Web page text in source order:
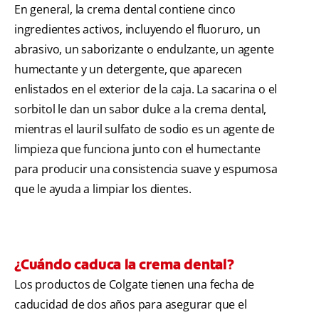
En general, la crema dental contiene cinco
ingredientes activos, incluyendo el fluoruro, un
abrasivo, un saborizante o endulzante, un agente
humectante y un detergente, que aparecen
enlistados en el exterior de la caja. La sacarina o el
sorbitol le dan un sabor dulce a la crema dental,
mientras el lauril sulfato de sodio es un agente de
limpieza que funciona junto con el humectante
para producir una consistencia suave y espumosa
que le ayuda a limpiar los dientes.
¿Cuándo caduca la crema dental?
Los productos de Colgate tienen una fecha de
caducidad de dos años para asegurar que el